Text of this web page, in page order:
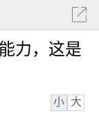
力，这是
小 大